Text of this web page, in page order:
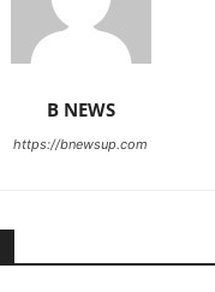
B NEWS
https://bnewsup.com